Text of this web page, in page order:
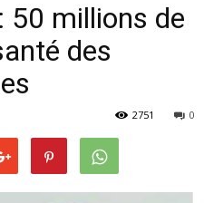
50 millions de
des
0
2751